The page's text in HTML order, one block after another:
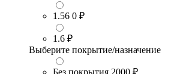
1.56 0 ₽
1.6 ₽
Выберите покрытие/назначение